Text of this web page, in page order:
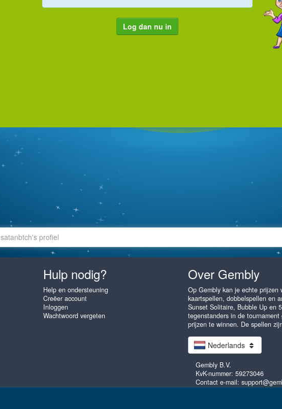
Log dan nu in
satanbtch's profiel
Hulp nodig?
Help en ondersteuning
Creëer account
Inloggen
Wachtwoord vergeten
Over Gembly
Op Gembly kan je echte
kaartspellen, dobbelspellen en
Sunset Solitaire, Bubble Up en
tegenstanders in de
prijzen te winnen. De spellen
Nederlands
Gembly B.V.
KvK-nummer: 59273046
Contact e-mail: